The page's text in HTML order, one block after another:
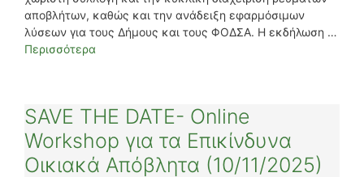
αποβλήτων, καθώς και την ανάδειξη εφαρμόσιμων
λύσεων για τους Δήμους και τους ΦΟΔΣΑ. Η εκδήλωση …
Περισσότερα
SAVE THE DATE- Online
Workshop για τα Επικίνδυνα
Οικιακά Απόβλητα (10/11/2025)